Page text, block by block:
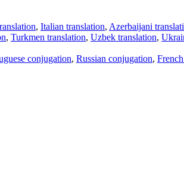
, Italian translation, Azerbaijani
, Turkmen translation, Uzbek translation,
conjugation, Russian conjugation,